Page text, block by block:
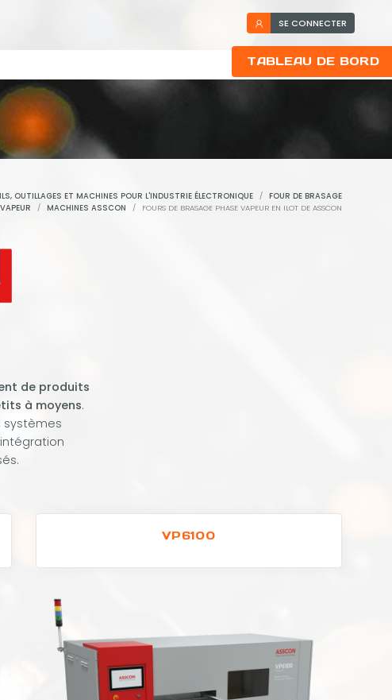
SE CONNECTER
TABLEAU DE BORD
OUTILLAGES ET MACHINES POUR L'INDUSTRIE ÉLECTRONIQUE
FOUR DE BRASAGE
MACHINES ASSCON FOURS DE BRASAGE PHASE VAPEUR EN ILOT DE ASSCON
de produits
à moyens.
systèmes
VP6100